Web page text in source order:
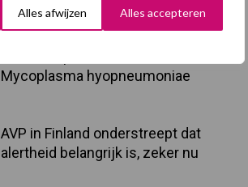
Alles afwijzen Alles accepteren
groter dan ooit”
Mycoplasma hyopneumoniae
AVP in Finland onderstreept dat
alertheid belangrijk is, zeker nu